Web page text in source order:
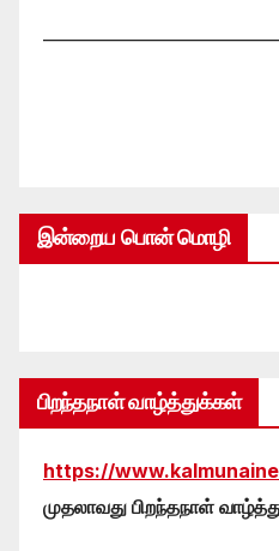
இன்றைய பொன் மொழி
பிறந்தநாள் வாழ்த்துக்கள்
https://
முதலாவது பிறந்தநாள்